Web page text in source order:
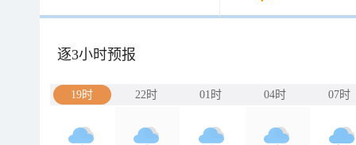
逐3小时预报
19时 22时 01时 04时 07时